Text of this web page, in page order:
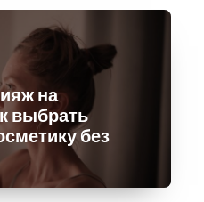
на
выбрать
без